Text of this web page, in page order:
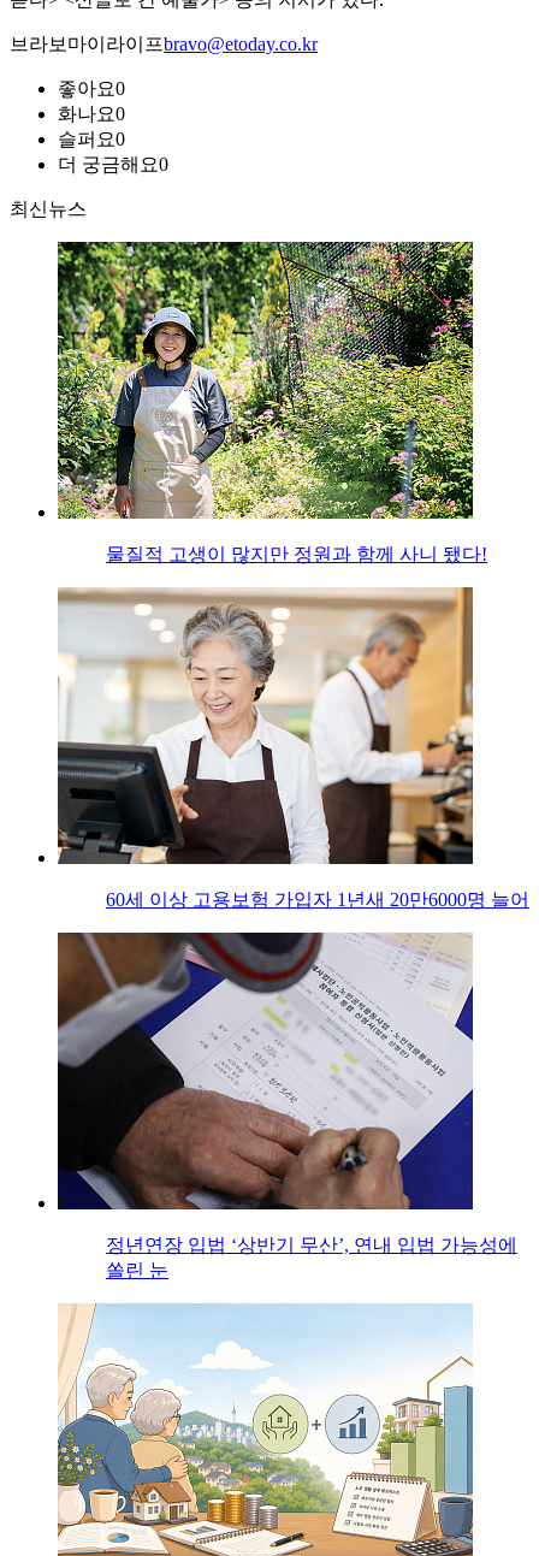
브라보마이라이프bravo@etoday.co.kr
좋아요0
화나요0
슬퍼요0
더 궁금해요0
최신뉴스
물질적 고생이 많지만 정원과 함께 사니 됐다!
60세 이상 고용보험 가입자 1년새 20만6000명 늘어
정년연장 입법 ‘상반기 무산’, 연내 입법 가능성에
쏠린 눈